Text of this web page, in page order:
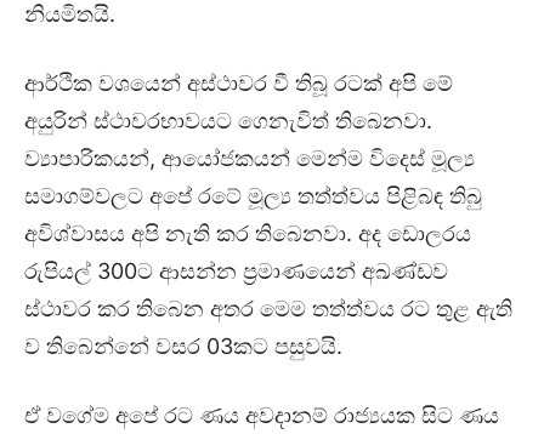
නියමිතයි.
ආර්ථික වශයෙන් අස්ථාවර වී තිබූ රටක් අපි මේ
අයුරින් ස්ථාවරභාවයට ගෙනැවිත් තිබෙනවා.
ව්‍යාපාරිකයන්, ආයෝජකයන් මෙන්ම විදෙස් මූල්‍ය
සමාගම්වලට අපේ රටේ මූල්‍ය තත්ත්වය පිළිබඳ තිබු
අවිශ්වාසය අපි නැති කර තිබෙනවා. අද ඩොලරය
රුපියල් 300ට ආසන්න ප්‍රමාණයෙන් අඛණ්ඩව
ස්ථාවර කර තිබෙන අතර මෙම තත්ත්වය රට තුළ ඇති
ව තිබෙන්නේ වසර 03කට පසුවයි.
ඒ වගේම අපේ රට ණය අවදානම් රාජ්‍යයක සිට ණය